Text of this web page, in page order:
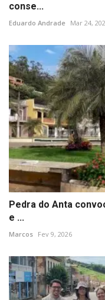
conse...
Eduardo Andrade Mar 24,
Pedra do Anta
e ...
Marcos Fev 9, 2026